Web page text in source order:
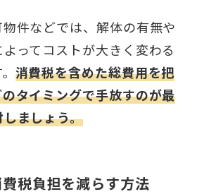
件などでは、解体の有無や
ってコストが大きく変わる
消費税を含めた総費用を把
タイミングで手放すのが最
ましょう。
税負担を減らす方法